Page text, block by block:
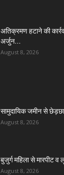
अतिक्रमण हटाने की
अर्जुन...
August 8, 2026
सामुदायिक जमीन से
August 8, 2026
बुजुर्ग महिला से मारपीट व
August 8, 2026